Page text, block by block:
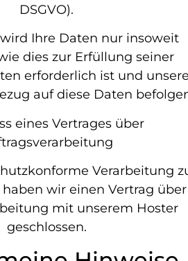
DSGVO).
Ihre Daten nur insoweit
dies zur Erfüllung seiner
erforderlich ist und
auf diese Daten
eines Vertrages über
Verarbeitung
wir einen Vertrag über
mit unserem Hoster
geschlossen.